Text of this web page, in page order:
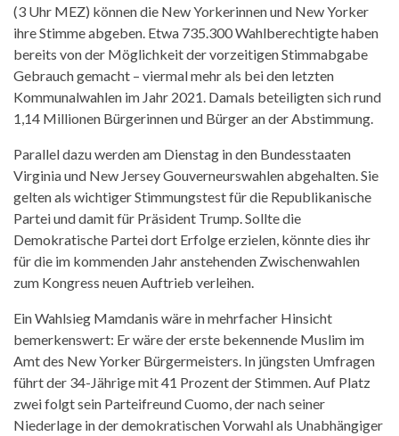
(3 Uhr MEZ) können die New Yorkerinnen und New Yorker
ihre Stimme abgeben. Etwa 735.300 Wahlberechtigte haben
bereits von der Möglichkeit der vorzeitigen Stimmabgabe
Gebrauch gemacht – viermal mehr als bei den letzten
Kommunalwahlen im Jahr 2021. Damals beteiligten sich rund
1,14 Millionen Bürgerinnen und Bürger an der Abstimmung.
Parallel dazu werden am Dienstag in den Bundesstaaten
Virginia und New Jersey Gouverneurswahlen abgehalten. Sie
gelten als wichtiger Stimmungstest für die Republikanische
Partei und damit für Präsident Trump. Sollte die
Demokratische Partei dort Erfolge erzielen, könnte dies ihr
für die im kommenden Jahr anstehenden Zwischenwahlen
zum Kongress neuen Auftrieb verleihen.
Ein Wahlsieg Mamdanis wäre in mehrfacher Hinsicht
bemerkenswert: Er wäre der erste bekennende Muslim im
Amt des New Yorker Bürgermeisters. In jüngsten Umfragen
führt der 34-Jährige mit 41 Prozent der Stimmen. Auf Platz
zwei folgt sein Parteifreund Cuomo, der nach seiner
Niederlage in der demokratischen Vorwahl als Unabhängiger